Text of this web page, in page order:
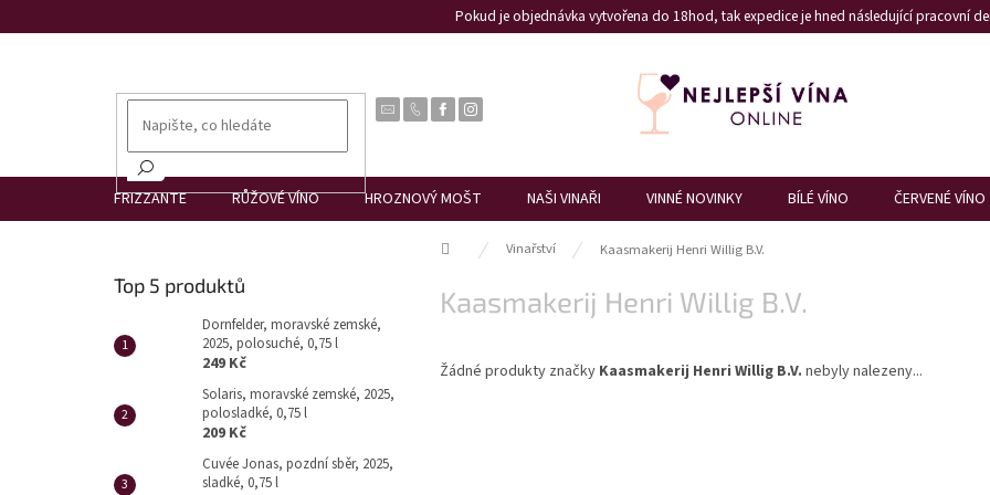
na
Pokud je objednávka vytvořena do 18hod, tak expedice je hned následující pracovní
FRIZZANTE RŮŽOVÉ VÍNO HROZNOVÝ MOŠT NAŠI VINAŘI VINNÉ NOVINKY BÍLÉ VÍNO ČERVENÉ VÍNO
Domů Vinařství Kaasmakerij Henri Willig B.V.
Top 5 produktů
Dornfelder, moravské zemské,
2025, polosuché, 0,75 l
249 Kč
Solaris, moravské zemské, 2025,
polosladké, 0,75 l
209 Kč
Cuvée Jonas, pozdní sběr, 2025,
sladké, 0,75 l
Kaasmakerij Henri Willig B.V.
Žádné produkty značky Kaasmakerij Henri Willig B.V. nebyly nalezeny...